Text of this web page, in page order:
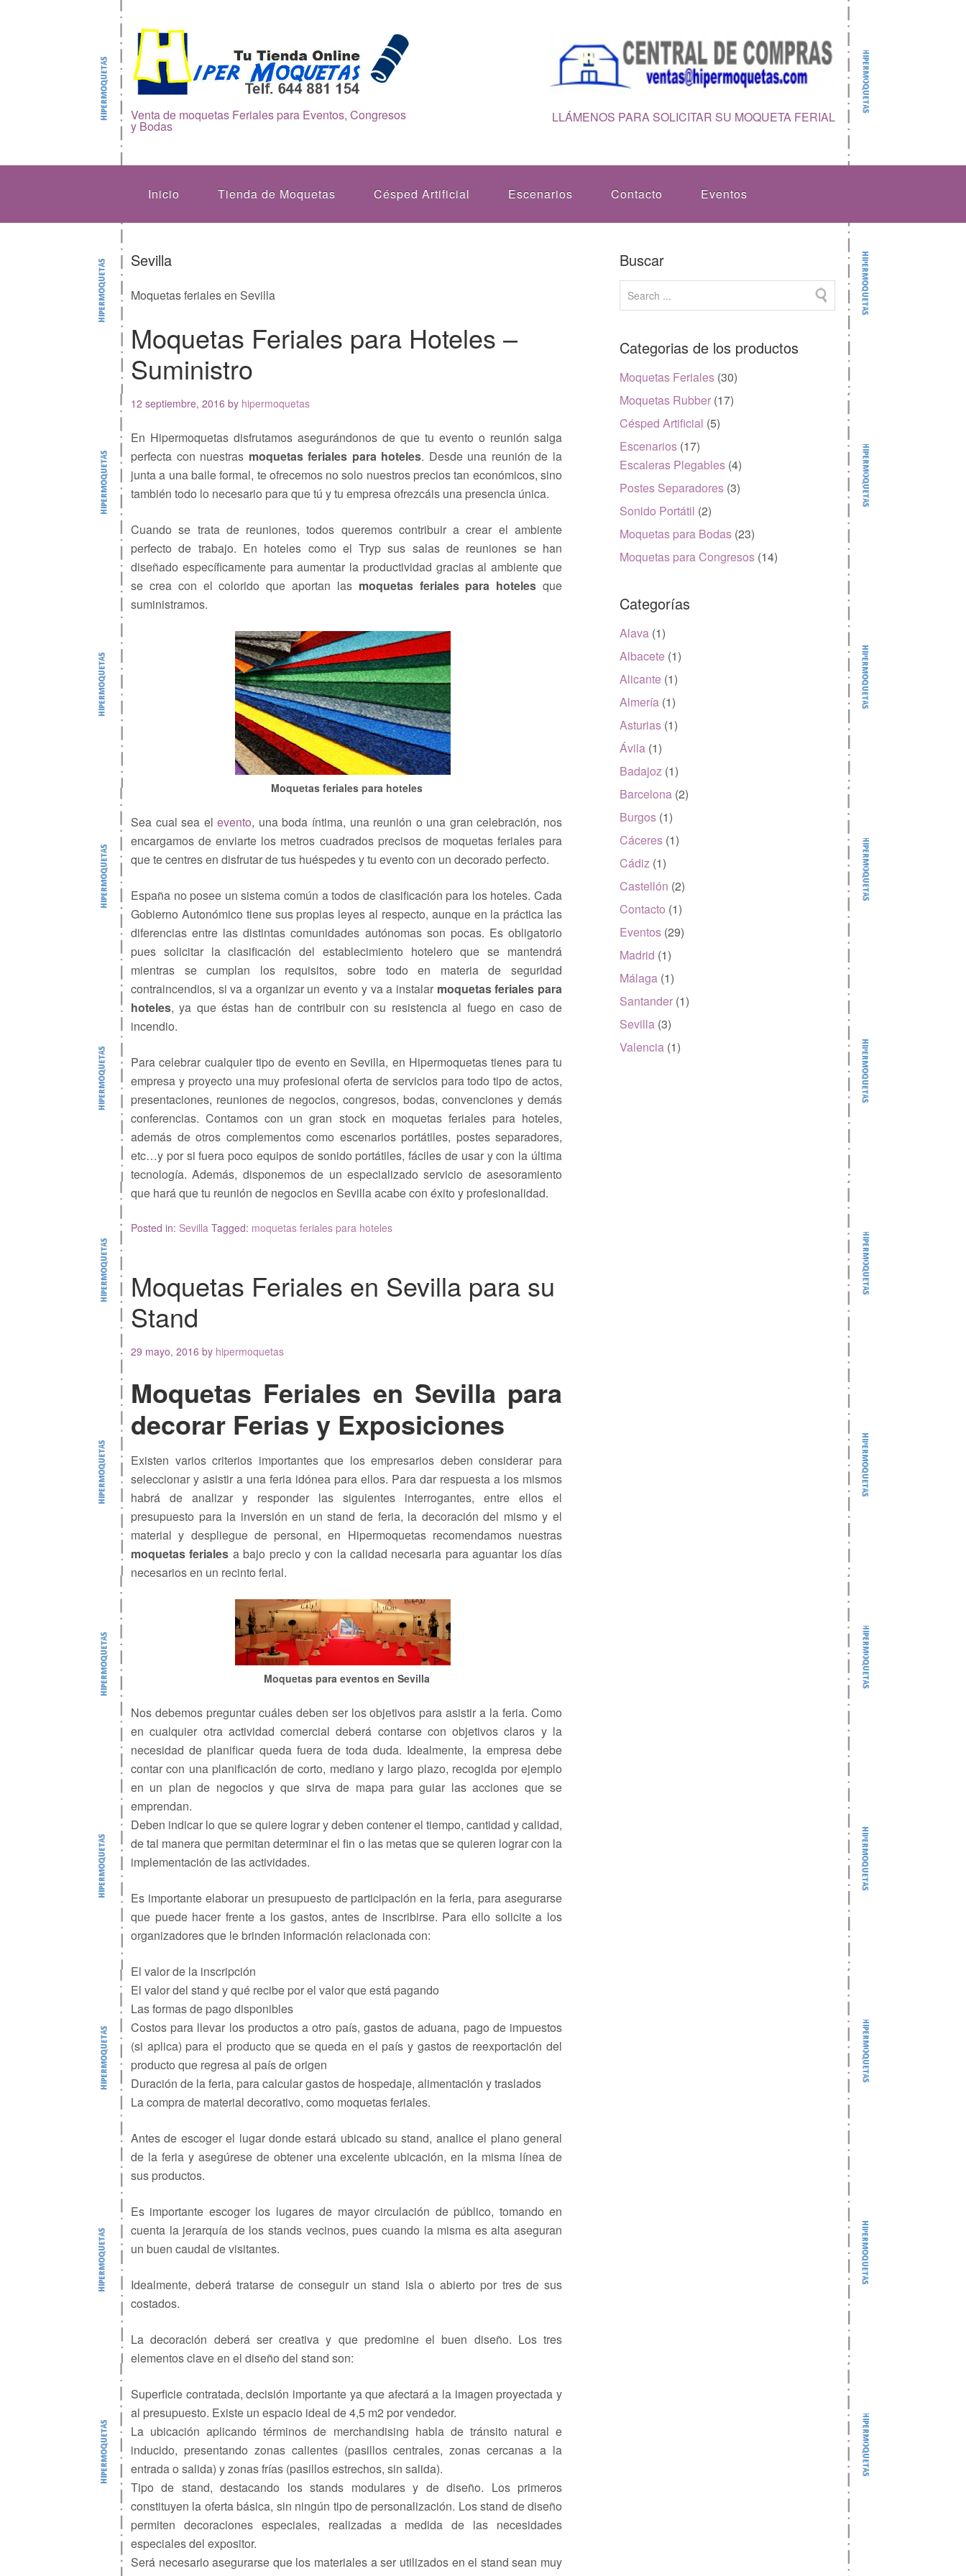
Venta de moquetas Feriales para Eventos, Congresos
y Bodas
LLÁMENOS PARA SOLICITAR SU MOQUETA FERIAL
Inicio Tienda de Moquetas Césped Artificial Escenarios Contacto Eventos
Sevilla
Moquetas feriales en Sevilla
Moquetas Feriales para Hoteles –
Suministro
12 septiembre, 2016 by hipermoquetas
En Hipermoquetas disfrutamos asegurándonos de que tu evento o reunión salga
perfecta con nuestras moquetas feriales para hoteles. Desde una reunión de la
junta a una baile formal, te ofrecemos no solo nuestros precios tan económicos, sino
también todo lo necesario para que tú y tu empresa ofrezcáis una presencia única.
Cuando se trata de reuniones, todos queremos contribuir a crear el ambiente
perfecto de trabajo. En hoteles como el Tryp sus salas de reuniones se han
diseñado específicamente para aumentar la productividad gracias al ambiente que
se crea con el colorido que aportan las moquetas feriales para hoteles que
suministramos.
Moquetas feriales para hoteles
Sea cual sea elevento, una boda íntima, una reunión o una gran celebración, nos
encargamos de enviarte los metros cuadrados precisos de moquetas feriales para
que te centres en disfrutar de tus huéspedes y tu evento con un decorado perfecto.
España no posee un sistema común a todos de clasificación para los hoteles. Cada
Gobierno Autonómico tiene sus propias leyes al respecto, aunque en la práctica las
diferencias entre las distintas comunidades autónomas son pocas. Es obligatorio
pues solicitar la clasificación del establecimiento hotelero que se mantendrá
mientras se cumplan los requisitos, sobre todo en materia de seguridad
contraincendios, si va a organizar un evento y va a instalar moquetas feriales para
hoteles, ya que éstas han de contribuir con su resistencia al fuego en caso de
incendio.
Para celebrar cualquier tipo de evento en Sevilla, en Hipermoquetas tienes para tu
empresa y proyecto una muy profesional oferta de servicios para todo tipo de actos,
presentaciones, reuniones de negocios, congresos, bodas, convenciones y demás
conferencias. Contamos con un gran stock en moquetas feriales para hoteles,
además de otros complementos como escenarios portátiles, postes separadores,
etc…y por si fuera poco equipos de sonido portátiles, fáciles de usar y con la última
tecnología. Además, disponemos de un especializado servicio de asesoramiento
que hará que tu reunión de negocios en Sevilla acabe con éxito y profesionalidad.
Posted in: Sevilla Tagged: moquetas feriales para hoteles
Moquetas Feriales en Sevilla para su
Stand
29 mayo, 2016 by hipermoquetas
Moquetas Feriales en Sevilla para
decorar Ferias y Exposiciones
Existen varios criterios importantes que los empresarios deben considerar para
seleccionar y asistir a una feria idónea para ellos. Para dar respuesta a los mismos
habrá de analizar y responder las siguientes interrogantes, entre ellos el
presupuesto para la inversión en un stand de feria, la decoración del mismo y el
material y despliegue de personal, en Hipermoquetas recomendamos nuestras
moquetas feriales a bajo precio y con la calidad necesaria para aguantar los días
necesarios en un recinto ferial.
Moquetas para eventos en Sevilla
Nos debemos preguntar cuáles deben ser los objetivos para asistir a la feria. Como
en cualquier otra actividad comercial deberá contarse con objetivos claros y la
necesidad de planificar queda fuera de toda duda. Idealmente, la empresa debe
contar con una planificación de corto, mediano y largo plazo, recogida por ejemplo
en un plan de negocios y que sirva de mapa para guiar las acciones que se
emprendan.
Deben indicar lo que se quiere lograr y deben contener el tiempo, cantidad y calidad,
de tal manera que permitan determinar el fin o las metas que se quieren lograr con la
implementación de las actividades.
Es importante elaborar un presupuesto de participación en la feria, para asegurarse
que puede hacer frente a los gastos, antes de inscribirse. Para ello solicite a los
organizadores que le brinden información relacionada con:
El valor de la inscripción
El valor del stand y qué recibe por el valor que está pagando
Las formas de pago disponibles
Costos para llevar los productos a otro país, gastos de aduana, pago de impuestos
(si aplica) para el producto que se queda en el país y gastos de reexportación del
producto que regresa al país de origen
Duración de la feria, para calcular gastos de hospedaje, alimentación y traslados
La compra de material decorativo, como moquetas feriales.
Antes de escoger el lugar donde estará ubicado su stand, analice el plano general
de la feria y asegúrese de obtener una excelente ubicación, en la misma línea de
sus productos.
Es importante escoger los lugares de mayor circulación de público, tomando en
cuenta la jerarquía de los stands vecinos, pues cuando la misma es alta aseguran
un buen caudal de visitantes.
Idealmente, deberá tratarse de conseguir un stand isla o abierto por tres de sus
costados.
La decoración deberá ser creativa y que predomine el buen diseño. Los tres
elementos clave en el diseño del stand son:
Superficie contratada, decisión importante ya que afectará a la imagen proyectada y
al presupuesto. Existe un espacio ideal de 4,5 m2 por vendedor.
La ubicación aplicando términos de merchandising habla de tránsito natural e
inducido, presentando zonas calientes (pasillos centrales, zonas cercanas a la
entrada o salida) y zonas frías (pasillos estrechos, sin salida).
Tipo de stand, destacando los stands modulares y de diseño. Los primeros
constituyen la oferta básica, sin ningún tipo de personalización. Los stand de diseño
permiten decoraciones especiales, realizadas a medida de las necesidades
especiales del expositor.
Será necesario asegurarse que los materiales a ser utilizados en el stand sean muy
Buscar
Categorias de los productos
Moquetas Feriales (30)
Moquetas Rubber (17)
Césped Artificial (5)
Escenarios (17)
Escaleras Plegables (4)
Postes Separadores (3)
Sonido Portátil (2)
Moquetas para Bodas (23)
Moquetas para Congresos (14)
Categorías
Alava (1)
Albacete (1)
Alicante (1)
Almería (1)
Asturias (1)
Ávila (1)
Badajoz (1)
Barcelona (2)
Burgos (1)
Cáceres (1)
Cádiz (1)
Castellón (2)
Contacto (1)
Eventos (29)
Madrid (1)
Málaga (1)
Santander (1)
Sevilla (3)
Valencia (1)